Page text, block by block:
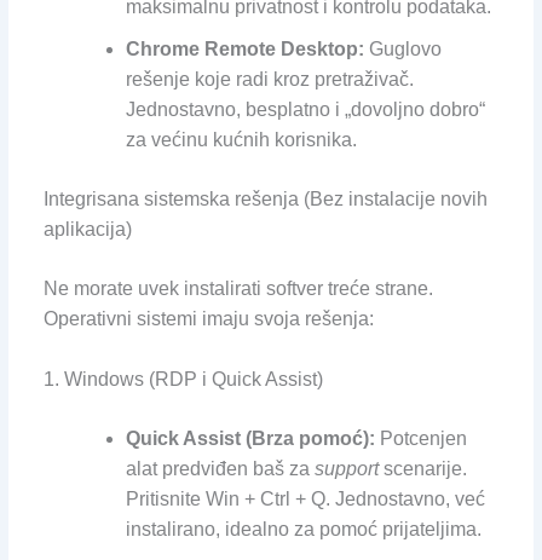
maksimalnu privatnost i kontrolu podataka.
Chrome Remote Desktop: Guglovo
rešenje koje radi kroz pretraživač.
Jednostavno, besplatno i „dovoljno dobro“
za većinu kućnih korisnika.
Integrisana sistemska rešenja (Bez instalacije novih
aplikacija)
Ne morate uvek instalirati softver treće strane.
Operativni sistemi imaju svoja rešenja:
1. Windows (RDP i Quick Assist)
Quick Assist (Brza pomoć): Potcenjen
alat predviđen baš za supportscenarije.
Pritisnite Win + Ctrl + Q. Jednostavno, već
instalirano, idealno za pomoć prijateljima.